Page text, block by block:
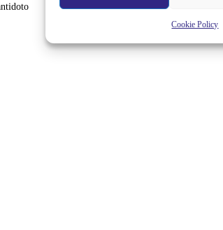
Cookie Policy